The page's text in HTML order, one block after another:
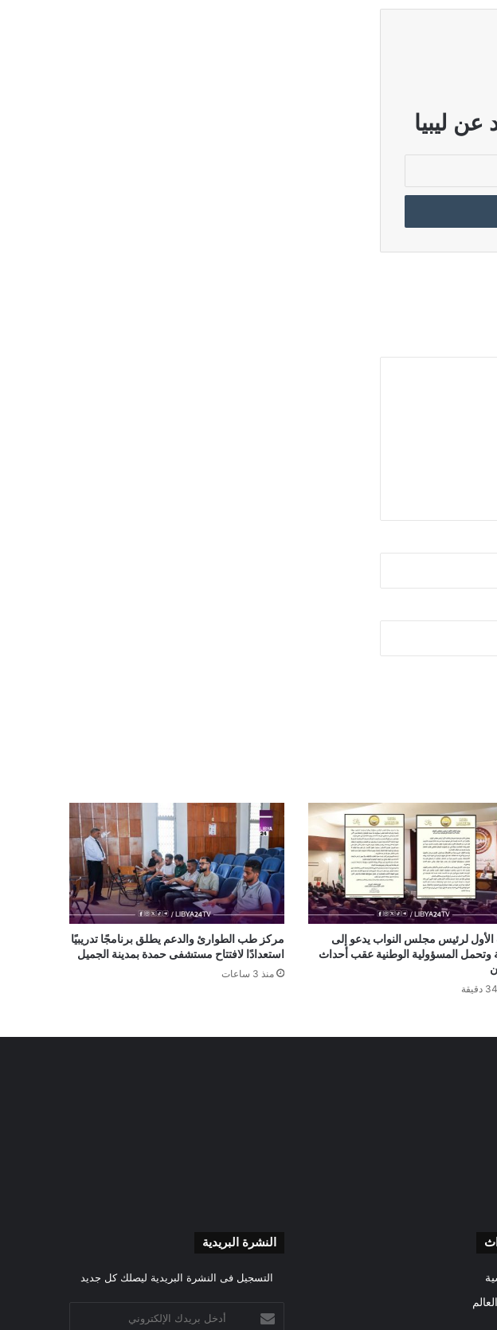
ليبيا
الأول لرئيس مجلس النواب يدعو إلى
وتحمل المسؤولية الوطنية عقب أحداث
مركز طب الطوارئ والدعم يطلق برنامجًا تدريبيًا
استعدادًا لافتتاح مستشفى حمدة بمدينة الجميل
منذ 3 ساعات
النشرة البريدية
التسجيل فى النشرة البريدية ليصلك كل جديد
بريدك